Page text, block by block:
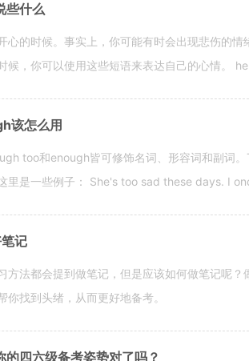
些什么
心的时候。事实上，你可能有时会出现悲伤的
候，你可以使用这些短语来表达自己的心情。
该怎么用
too和enough皆可修饰名词、形容词和副词
里是一些例子： She's too sad these days. I
记
方法都会提到做笔记，但是应该如何做笔记呢
你找到头绪，从而更好地备考。
的四六级备考姿势对了吗？